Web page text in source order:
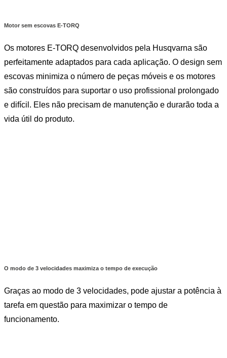
Motor sem escovas E-TORQ
Os motores E-TORQ desenvolvidos pela Husqvarna são
perfeitamente adaptados para cada aplicação. O design sem
escovas minimiza o número de peças móveis e os motores
são construídos para suportar o uso profissional prolongado
e difícil. Eles não precisam de manutenção e durarão toda a
vida útil do produto.
O modo de 3 velocidades maximiza o tempo de execução
Graças ao modo de 3 velocidades, pode ajustar a potência à
tarefa em questão para maximizar o tempo de
funcionamento.